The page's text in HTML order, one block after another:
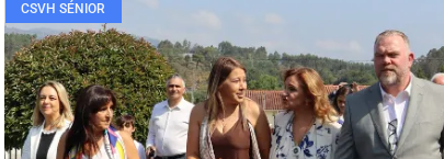
Veja também....
CSVH SÉNIOR